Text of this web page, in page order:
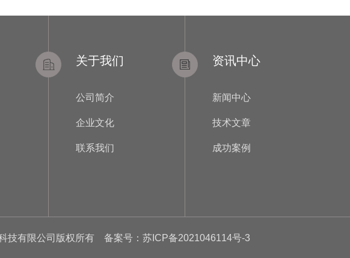
关于我们
公司简介
企业文化
联系我们
资讯中心
新闻中心
技术文章
成功案例
技有限公司版权所有备案号：苏ICP备2021046114号-3